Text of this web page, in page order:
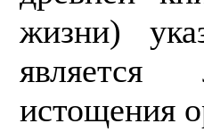
жизни)
истощения